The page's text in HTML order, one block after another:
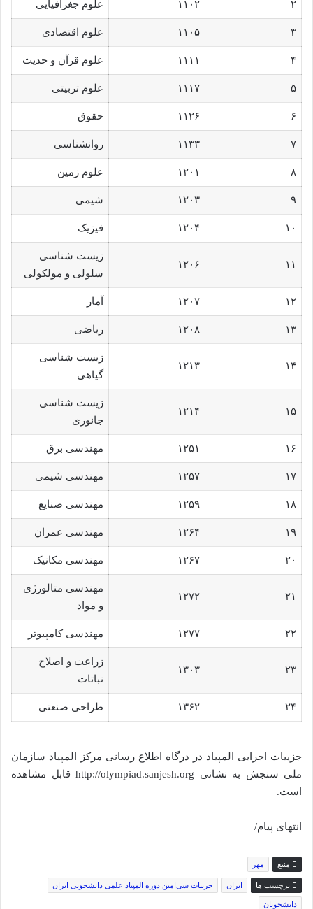
۲ ۱۱۰۲ علوم جغرافیایی
۳ ۱۱۰۵ علوم اقتصادی
۴ ۱۱۱۱ علوم قرآن و حدیث
۵ ۱۱۱۷ علوم تربیتی
۶ ۱۱۲۶ حقوق
۷ ۱۱۳۳ روانشناسی
۸ ۱۲۰۱ علوم زمین
۹ ۱۲۰۳ شیمی
۱۰ ۱۲۰۴ فیزیک
۱۱ ۱۲۰۶
زیست شناسی
سلولی و مولکولی
۱۲ ۱۲۰۷ آمار
۱۳ ۱۲۰۸ ریاضی
۱۴ ۱۲۱۳
زیست شناسی
گیاهی
۱۵ ۱۲۱۴
زیست شناسی
جانوری
۱۶ ۱۲۵۱ مهندسی برق
۱۷ ۱۲۵۷ مهندسی شیمی
۱۸ ۱۲۵۹ مهندسی صنایع
۱۹ ۱۲۶۴ مهندسی عمران
۲۰ ۱۲۶۷ مهندسی مکانیک
۲۱ ۱۲۷۲
مهندسی متالورژی
و مواد
۲۲ ۱۲۷۷ مهندسی کامپیوتر
۲۳ ۱۳۰۳
زراعت و اصلاح
نباتات
۲۴ ۱۳۶۲ طراحی صنعتی
جزییات اجرایی المپیاد در درگاه اطلاع رسانی مرکز المپیاد سازمان
ملی سنجش به نشانی http://olympiad.sanjesh.org قابل مشاهده
است.
انتهای پیام/
منبع مهر
برچسب ها ایران جزییات سی‌امین دوره المپیاد علمی دانشجویی ایران
دانشجویان